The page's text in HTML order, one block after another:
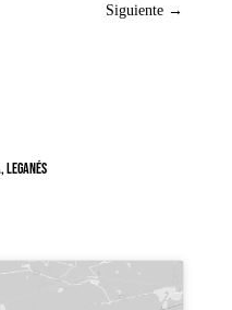
Siguiente →
Leganés